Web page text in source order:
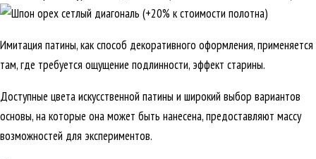
Имитация патины, как способ декоративного оформления, применяется
там, где требуется ощущение подлинности, эффект старины.
Доступные цвета искусственной патины и широкий выбор вариантов
основы, на которые она может быть нанесена, предоставляют массу
возможностей для экспериментов.